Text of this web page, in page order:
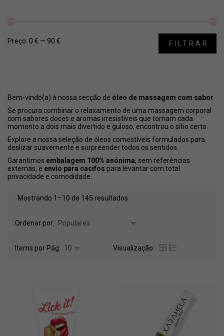
FILTRAR
Preço: 0 € — 90 €
Bem-vindo(a) à nossa secção de óleo de massagem com sabor
Se procura combinar o relaxamento de uma massagem corporal
com sabores doces e aromas irresistíveis que tornam cada
momento a dois mais divertido e guloso, encontrou o sítio certo.
Explore a nossa seleção de óleos comestíveis formulados para
deslizar suavemente e surpreender todos os sentidos.
Garantimos embalagem 100% anónima, sem referências
externas, e envio para cacifos para levantar com total
privacidade e comodidade.
Mostrando 1–10 de 145 resultados
Ordenar por: Populares
Items por Pág: 10 Visualização: